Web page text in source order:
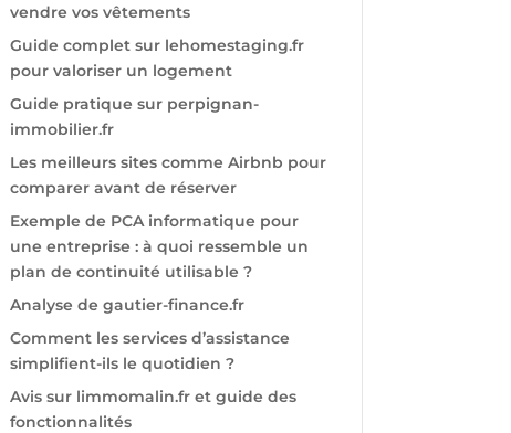
vendre vos vêtements
Guide complet sur lehomestaging.fr
pour valoriser un logement
Guide pratique sur perpignan-
immobilier.fr
Les meilleurs sites comme Airbnb pour
comparer avant de réserver
Exemple de PCA informatique pour
une entreprise : à quoi ressemble un
plan de continuité utilisable ?
Analyse de gautier-finance.fr
Comment les services d’assistance
simplifient-ils le quotidien ?
Avis sur limmomalin.fr et guide des
fonctionnalités